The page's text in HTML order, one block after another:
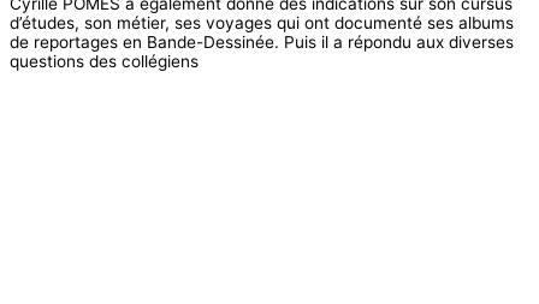
d’études, son métier, ses voyages qui ont documenté ses albums
de reportages en Bande-Dessinée. Puis il a répondu aux diverses
questions des collégiens